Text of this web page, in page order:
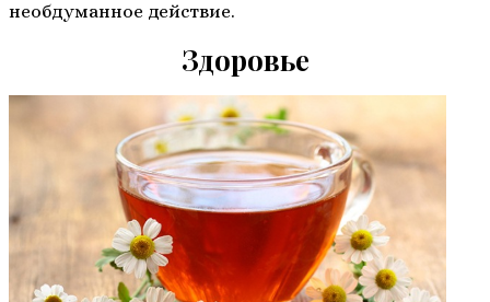
необдуманное действие.
Здоровье